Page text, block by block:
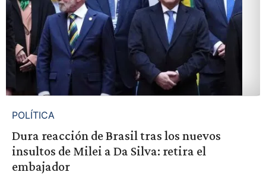
POLÍTICA
Dura reacción de Brasil tras los nuevos
insultos de Milei a Da Silva: retira el
embajador